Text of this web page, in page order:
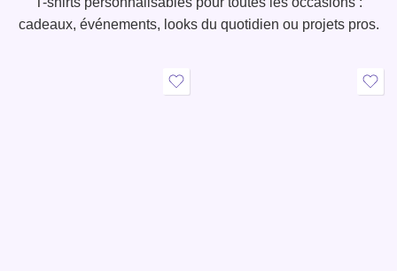
cadeaux, événements, looks du quotidien ou projets pros.